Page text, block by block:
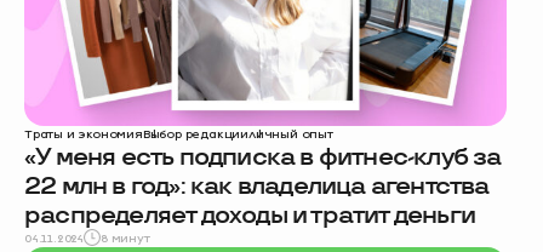
Траты и экономияВыбор редакцииличный опыт
«У меня есть подписка в фитнес-клуб за
22 млн в год»: как владелица агентства
распределяет доходы и тратит деньги
04.11.2024 8 минут